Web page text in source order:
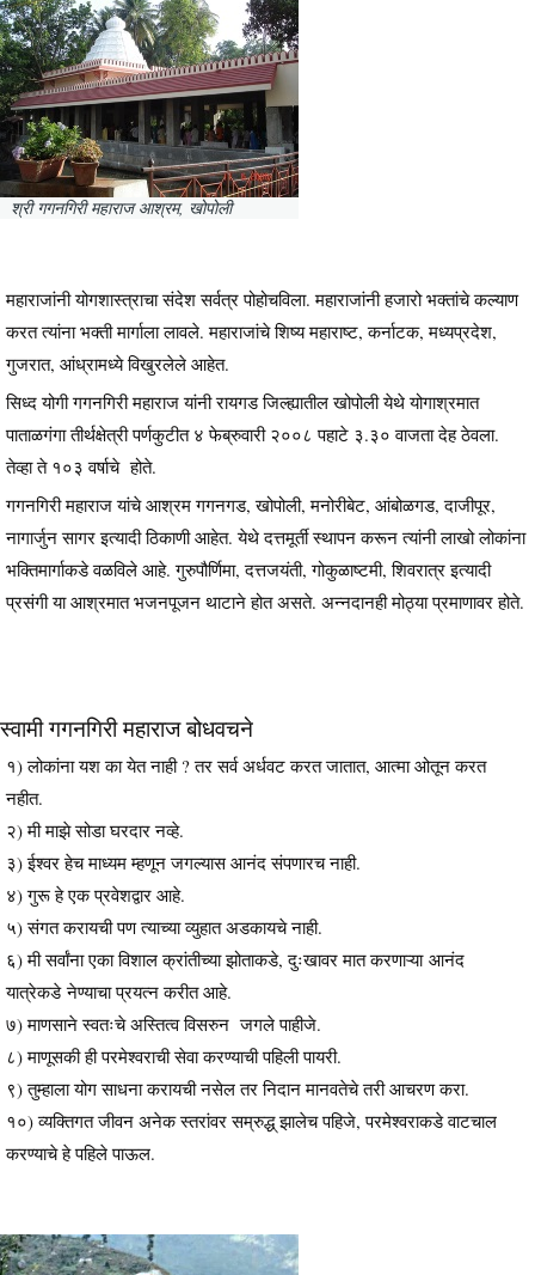
श्री गगनगिरी महाराज आश्रम, खोपोली
महाराजांनी योगशास्त्राचा संदेश सर्वत्र पोहोचविला. महाराजांनी हजारो भक्तांचे कल्याण
करत त्यांना भक्ती मार्गाला लावले. महाराजांचे शिष्य महाराष्ट, कर्नाटक, मध्यप्रदेश,
गुजरात, आंध्रामध्ये विखुरलेले आहेत.
सिध्द योगी गगनगिरी महाराज यांनी रायगड जिल्ह्यातील खोपोली येथे योगाश्रमात
पाताळगंगा तीर्थक्षेत्री पर्णकुटीत ४ फेब्रुवारी २००८ पहाटे ३.३० वाजता देह ठेवला.
तेव्हा ते १०३ वर्षाचे होते.
गगनगिरी महाराज यांचे आश्रम गगनगड, खोपोली, मनोरीबेट, आंबोळगड, दाजीपूर,
नागार्जुन सागर इत्यादी ठिकाणी आहेत. येथे दत्तमूर्ती स्थापन करून त्यांनी लाखो लोकांना
भक्तिमार्गाकडे वळविले आहे. गुरुपौर्णिमा, दत्तजयंती, गोकुळाष्टमी, शिवरात्र इत्यादी
प्रसंगी या आश्रमात भजनपूजन थाटाने होत असते. अन्नदानही मोठ्या प्रमाणावर होते.
स्वामी गगनगिरी महाराज बोधवचने
१) लोकांना यश का येत नाही ? तर सर्व अर्धवट करत जातात, आत्मा ओतून करत
नहीत.
२) मी माझे सोडा घरदार नव्हे.
३) ईश्वर हेच माध्यम म्हणून जगल्यास आनंद संपणारच नाही.
४) गुरू हे एक प्रवेशद्वार आहे.
५) संगत करायची पण त्याच्या व्युहात अडकायचे नाही.
६) मी सर्वांना एका विशाल क्रांतीच्या झोताकडे, दुःखावर मात करणाऱ्या आनंद
यात्रेकडे नेण्याचा प्रयत्न करीत आहे.
७) माणसाने स्वतःचे अस्तित्व विसरुन जगले पाहीजे.
८) माणूसकी ही परमेश्वराची सेवा करण्याची पहिली पायरी.
९) तुम्हाला योग साधना करायची नसेल तर निदान मानवतेचे तरी आचरण करा.
१०) व्यक्तिगत जीवन अनेक स्तरांवर सम्रुद्ध् झालेच पहिजे, परमेश्वराकडे वाटचाल
करण्याचे हे पहिले पाऊल.